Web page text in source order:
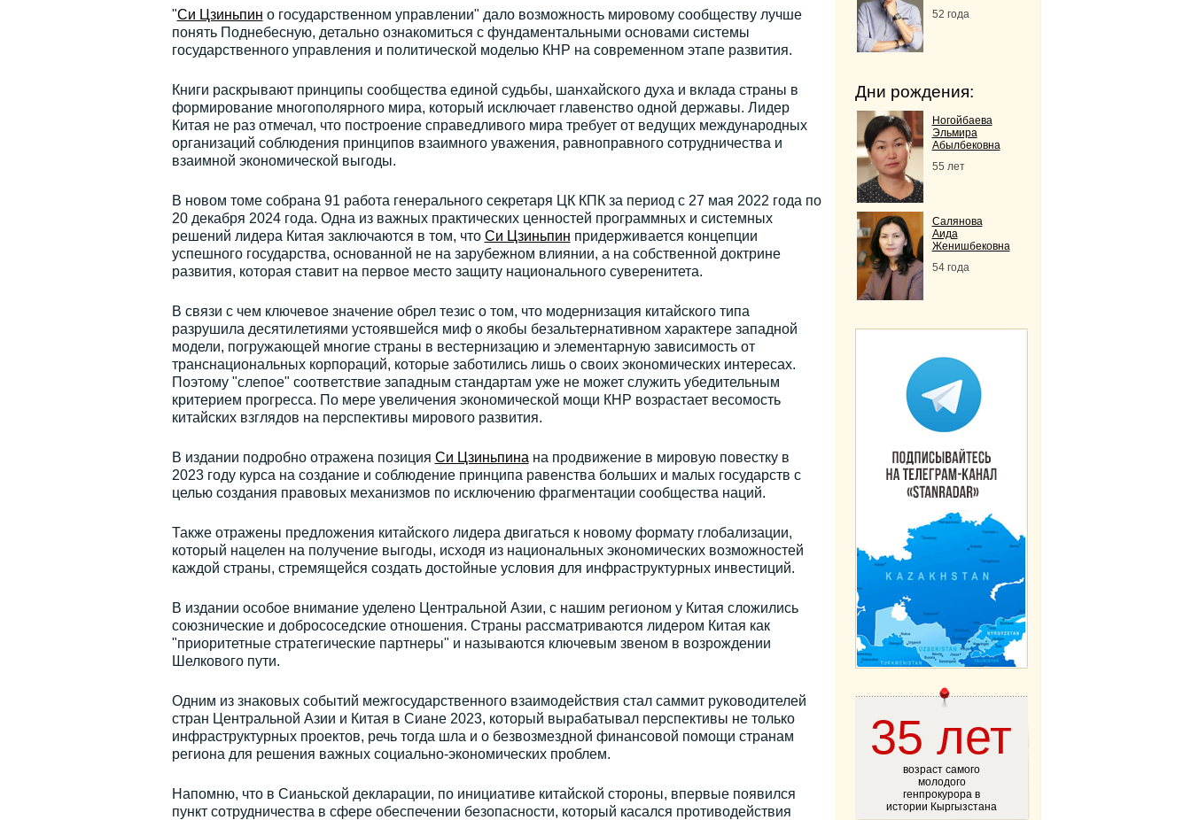
"Си Цзиньпин о государственном управлении" дало возможность мировому сообществу лучше
понять Поднебесную, детально ознакомиться с фундаментальными основами системы
государственного управления и политической моделью КНР на современном этапе развития.
Книги раскрывают принципы сообщества единой судьбы, шанхайского духа и вклада страны в
формирование многополярного мира, который исключает главенство одной державы. Лидер
Китая не раз отмечал, что построение справедливого мира требует от ведущих международных
организаций соблюдения принципов взаимного уважения, равноправного сотрудничества и
взаимной экономической выгоды.
В новом томе собрана 91 работа генерального секретаря ЦК КПК за период с 27 мая 2022 года по
20 декабря 2024 года. Одна из важных практических ценностей программных и системных
решений лидера Китая заключаются в том, что Си Цзиньпин придерживается концепции
успешного государства, основанной не на зарубежном влиянии, а на собственной доктрине
развития, которая ставит на первое место защиту национального суверенитета.
В связи с чем ключевое значение обрел тезис о том, что модернизация китайского типа
разрушила десятилетиями устоявшейся миф о якобы безальтернативном характере западной
модели, погружающей многие страны в вестернизацию и элементарную зависимость от
транснациональных корпораций, которые заботились лишь о своих экономических интересах.
Поэтому "слепое" соответствие западным стандартам уже не может служить убедительным
критерием прогресса. По мере увеличения экономической мощи КНР возрастает весомость
китайских взглядов на перспективы мирового развития.
В издании подробно отражена позиция Си Цзиньпина на продвижение в мировую повестку в
2023 году курса на создание и соблюдение принципа равенства больших и малых государств с
целью создания правовых механизмов по исключению фрагментации сообщества наций.
Также отражены предложения китайского лидера двигаться к новому формату глобализации,
который нацелен на получение выгоды, исходя из национальных экономических возможностей
каждой страны, стремящейся создать достойные условия для инфраструктурных инвестиций.
В издании особое внимание уделено Центральной Азии, с нашим регионом у Китая сложились
союзнические и добрососедские отношения. Страны рассматриваются лидером Китая как
"приоритетные стратегические партнеры" и называются ключевым звеном в возрождении
Шелкового пути.
Одним из знаковых событий межгосударственного взаимодействия стал саммит руководителей
стран Центральной Азии и Китая в Сиане 2023, который вырабатывал перспективы не только
инфраструктурных проектов, речь тогда шла и о безвозмездной финансовой помощи странам
региона для решения важных социально-экономических проблем.
Напомню, что в Сианьской декларации, по инициативе китайской стороны, впервые появился
пункт сотрудничества в сфере обеспечении безопасности, который касался противодействия
52 года
Дни рождения:
Ногойбаева
Эльмира
Абылбековна
55 лет
Салянова
Аида
Женишбековна
54 года
35 лет
возраст самого
молодого
генпрокурора в
истории Кыргызстана